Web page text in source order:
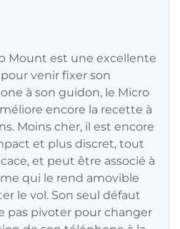
Mount est une excellente
venir fixer son
à son guidon, le Micro
encore la recette à
Moins cher, il est encore
et plus discret, tout
et peut être associé à
qui le rend amovible
le vol. Son seul défaut
pas pivoter pour changer